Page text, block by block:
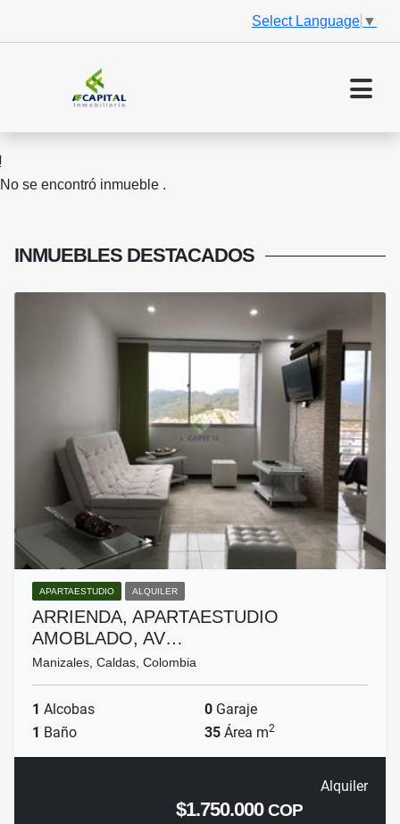
Select Language ▼
No se encontró inmueble .
INMUEBLES DESTACADOS
APARTAESTUDIO ALQUILER
ARRIENDA, APARTAESTUDIO
AMOBLADO, AV…
Manizales, Caldas, Colombia
1 Alcobas 0 Garaje
1 Baño 35 Área m2
Alquiler
$1.750.000COP